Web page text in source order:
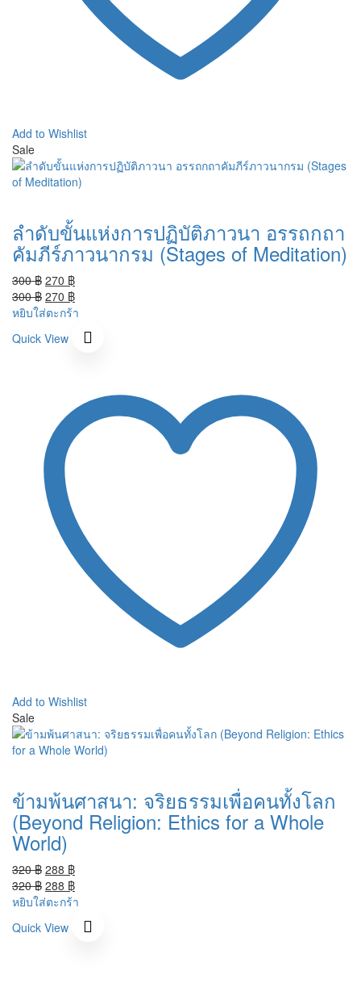
Add to Wishlist
Sale
ลำดับขั้นแห่งการปฏิบัติภาวนา อรรถกถา
คัมภีร์ภาวนากรม (Stages of Meditation)
300฿ Original
price
was:
270 ฿Current
price
is:
270 ฿.
300฿ Original
price
300 ฿.
270 ฿Current
price
is:
270 ฿.
หยิบใส่ตะกร้า
Quick View
Add to Wishlist
Sale
ข้ามพ้นศาสนา: จริยธรรมเพื่อคนทั้งโลก
(Beyond Religion: Ethics for a Whole
World)
320฿ Original
price
was:
288 ฿Current
price
is:
288 ฿.
320฿ Original
price
320 ฿.
288 ฿Current
price
is:
288 ฿.
หยิบใส่ตะกร้า
Quick View